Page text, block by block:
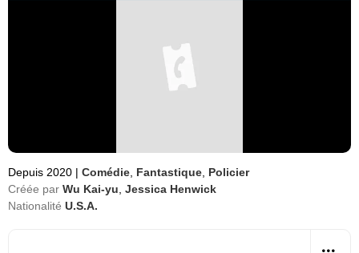
Depuis 2020 | Comédie Fantastique Policier
Créée par Wu Kai-yu Jessica Henwick
Nationalité U.S.A.